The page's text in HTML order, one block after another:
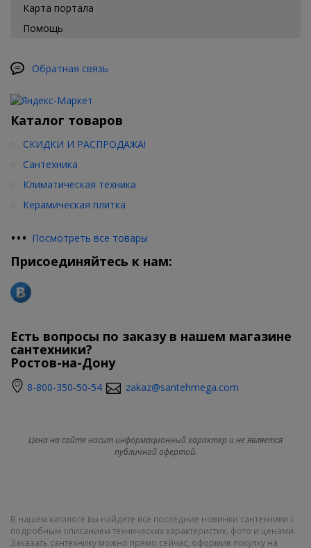
Карта портала
Помощь
Обратная связь
Каталог товаров
СКИДКИ И РАСПРОДАЖА!
Сантехника
Климатическая техника
Керамическая плитка
••• Посмотреть все товары
Присоединяйтесь к нам:
Есть вопросы по заказу в нашем магазине
сантехники?
Ростов-на-Дону
8-800-350-50-54 zakaz@santehmega.com
Цена на сайте носит информационный характер и не является
публичной офертой.
В нашем каталоге вы найдете все последние новинки сантехники с
подробным описанием технических характеристик, фото и ценами.
Заказать сантехнику можно прямо сейчас, оформив покупку на